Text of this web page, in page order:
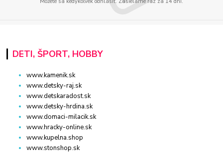
DETI, ŠPORT, HOBBY
www.kamenik.sk
www.detsky-raj.sk
www.detskaradost.sk
www.detsky-hrdina.sk
www.domaci-milacik.sk
www.hracky-online.sk
www.kupelna.shop
www.stonshop.sk